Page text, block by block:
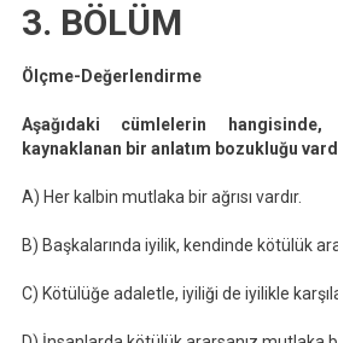
3. BÖLÜM
Ölçme-Değerlendirme
Aşağıdaki cümlelerin
kaynaklanan bir anlatım bozukluğu
A) Her kalbin mutlaka bir ağrısı vardır.
B) Başkalarında iyilik, kendinde kötülük
C) Kötülüğe adaletle, iyiliği de iyilikle